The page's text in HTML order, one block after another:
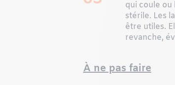
qui coule ou
stérile. Les
être utiles.
revanche,
À ne pas faire